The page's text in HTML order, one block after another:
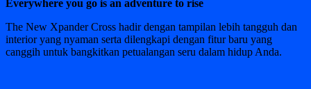
Everywhere you go is an adventure to rise
The New Xpander Cross hadir dengan tampilan lebih tangguh dan
interior yang nyaman serta dilengkapi dengan fitur baru yang
canggih untuk bangkitkan petualangan seru dalam hidup Anda.